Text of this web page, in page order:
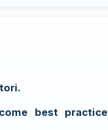
best practice